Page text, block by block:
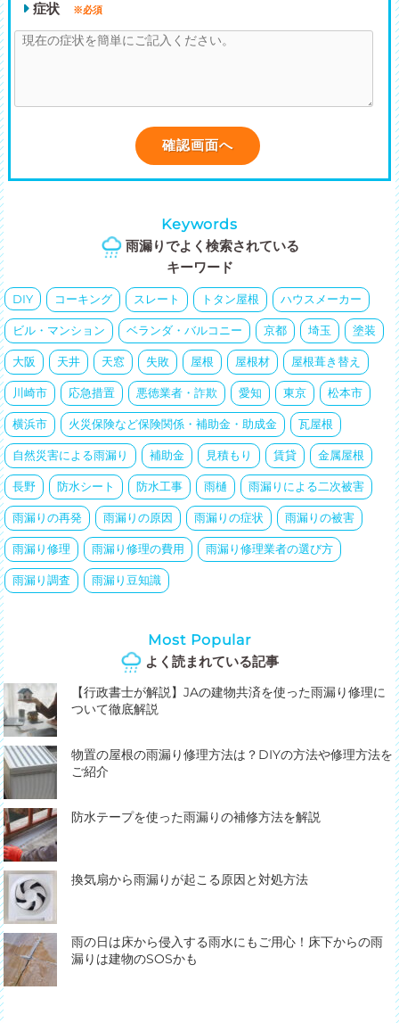
症状 ※必須
雨漏りでよく検索されている
キーワード
Keywords
DIY コーキング スレート トタン屋根 ハウスメーカー
ビル・マンション ベランダ・バルコニー 京都 埼玉 塗装
大阪 天井 天窓 失敗 屋根 屋根材 屋根葺き替え
川崎市 応急措置 悪徳業者・詐欺 愛知 東京 松本市
横浜市 火災保険など保険関係・補助金・助成金 瓦屋根
自然災害による雨漏り 補助金 見積もり 賃貸 金属屋根
長野 防水シート 防水工事 雨樋 雨漏りによる二次被害
雨漏りの再発 雨漏りの原因 雨漏りの症状 雨漏りの被害
雨漏り修理 雨漏り修理の費用 雨漏り修理業者の選び方
雨漏り調査 雨漏り豆知識
よく読まれている記事
Most Popular
【行政書士が解説】JAの建物共済を使った雨漏り修理に
ついて徹底解説
物置の屋根の雨漏り修理方法は？DIYの方法や修理方法を
ご紹介
防水テープを使った雨漏りの補修方法を解説
換気扇から雨漏りが起こる原因と対処方法
雨の日は床から侵入する雨水にもご用心！床下からの雨
漏りは建物のSOSかも